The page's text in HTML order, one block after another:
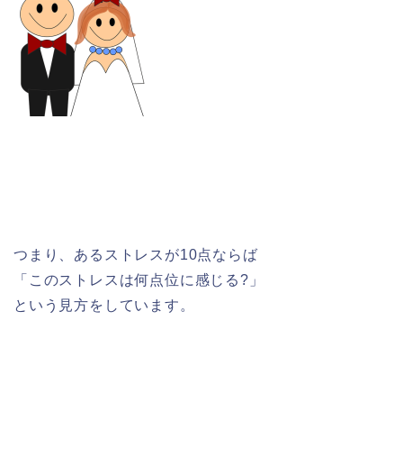
つまり、あるストレスが10点ならば
「このストレスは何点位に感じる?」
という見方をしています。